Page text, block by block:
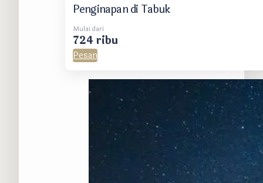
Penginapan di Tabuk
Mulai dari
724 ribu
Pesan